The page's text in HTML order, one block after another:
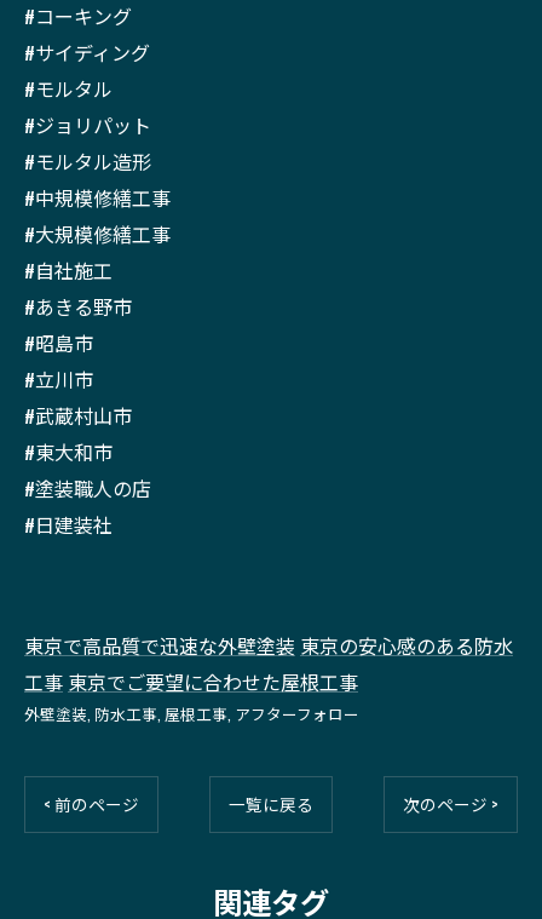
#コーキング
#サイディング
#モルタル
#ジョリパット
#モルタル造形
#中規模修繕工事
#大規模修繕工事
#自社施工
#あきる野市
#昭島市
#立川市
#武蔵村山市
#東大和市
#塗装職人の店
#日建装社
東京で高品質で迅速な外壁塗装 東京の安心感のある防水
工事 東京でご要望に合わせた屋根工事
外壁塗装 防水工事 屋根工事 アフターフォロー
< 前のページ 一覧に戻る 次のページ >
関連タグ